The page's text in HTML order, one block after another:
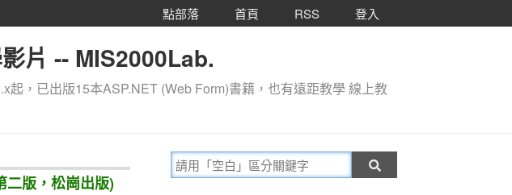
點部落 首頁 RSS 登入
片 -- MIS2000Lab.
，已出版15本ASP.NET (Web Form)書籍，也有遠距教學 線上教
二版，松崗出版)